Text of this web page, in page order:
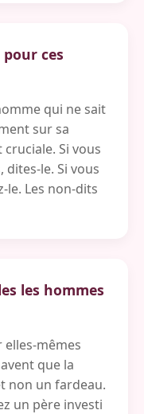
ces
qui ne sait
sur sa
Si vous
dites-le. Si vous
le. Les non-dits
les hommes
mêmes
que la
non un fardeau.
un père investi